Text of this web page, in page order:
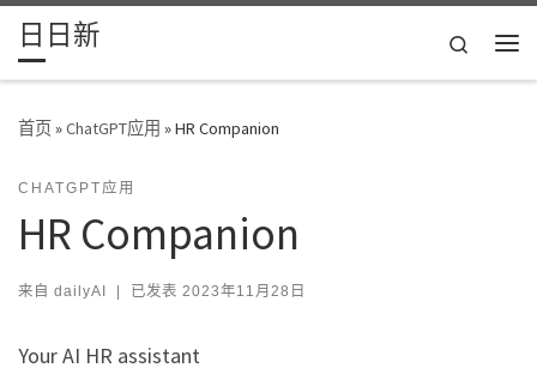
Skip to content
日日新
Search
首页»ChatGPT应用 »HR Companion
CHATGPT应用
HR Companion
来自 dailyAI | 已发表 2023年11月28日
Your AI HR assistant